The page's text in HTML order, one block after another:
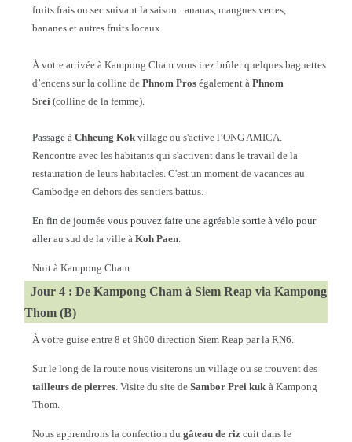
fruits frais ou sec suivant la saison : ananas, mangues vertes,
bananes et autres fruits locaux.
À votre arrivée à Kampong Cham vous irez brûler quelques baguettes
d’encens sur la colline dePhnom Proségalement à Phnom
Srei(colline de la femme).
Passage àChheung Kok village ou s'active l’ONG AMICA.
Rencontre avec les habitants qui s'activent dans le travail de la
restauration de leurs habitacles. C'est un moment de vacances au
Cambodge en dehors des sentiers battus.
En fin de journée vous pouvez faire une agréable sortie à vélo pour
allerau sud de la ville àKoh Paen.
Nuit à Kampong Cham.
Jour 4 : De Kampong Cham à Siem Reap via Kampong
Thom (B)
À votre guise entre 8 et 9h00 direction Siem Reap par la RN6.
Sur le long de la route nous visiterons un village ou se trouvent des
tailleurs de pierres. Visite du site deSambor Prei kuk à Kampong
Thom.
Nous apprendrons la confection dugâteau de riz cuit dans le